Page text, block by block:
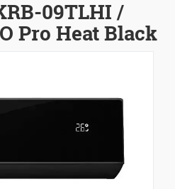
09TLHI /
Pro Heat Black